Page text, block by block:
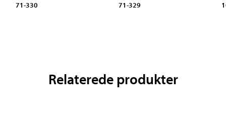
71-330 71-329
Relaterede produkter